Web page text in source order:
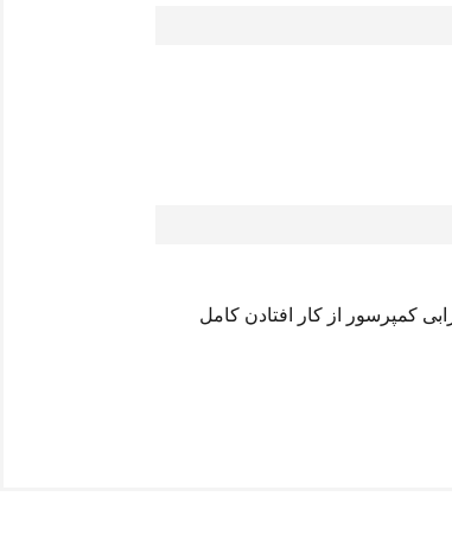
کمپرسور از کار افتادن کامل